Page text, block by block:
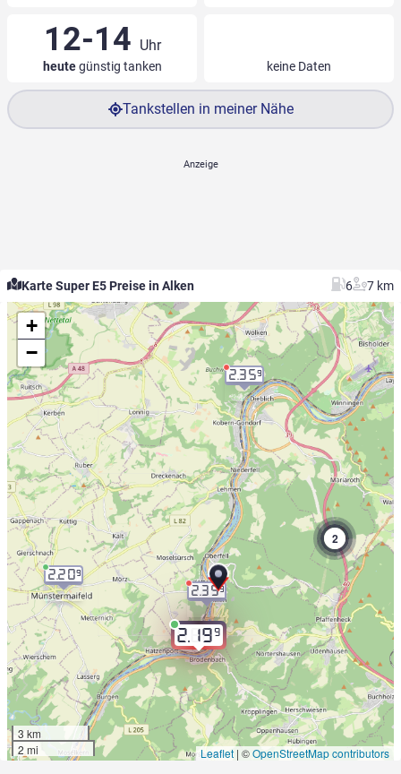
12-14 Uhr
heutegünstig tanken keine Daten
Tankstellen in meiner Nähe
Karte Super E5 Preise in Alken 6 7 km
2.199
2.359
2
2.359
2.209
+
−
3 km
2 mi
Leaflet | ©OpenStreetMap contributors